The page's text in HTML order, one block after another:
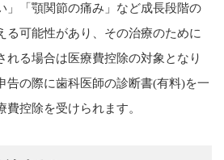
」「顎関節の痛み」など成長段階の
る可能性があり、その治療のために
れる場合は医療費控除の対象となり
告の際に歯科医師の診断書(有料)を一
控除を受けられます。